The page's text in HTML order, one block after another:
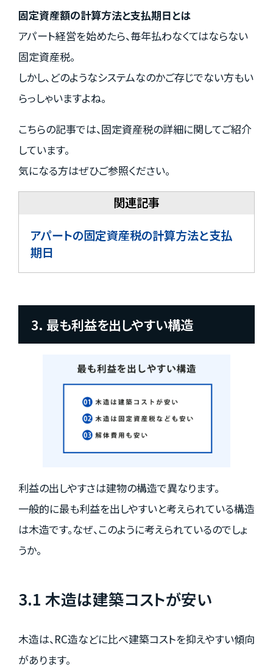
固定資産額の計算方法と支払期日とは
アパート経営を始めたら、毎年払わなくてはならない
固定資産税。
しかし、どのようなシステムなのかご存じでない方もい
らっしゃいますよね。
こちらの記事では、固定資産税の詳細に関してご紹介
しています。
気になる方はぜひご参照ください。
アパートの固定資産税の計算方法と支払
期日
3. 最も利益を出しやすい構造
利益の出しやすさは建物の構造で異なります。
一般的に最も利益を出しやすいと考えられている構造
は木造です。なぜ、このように考えられているのでしょ
うか。
3.1 木造は建築コストが安い
木造は、RC造などに比べ建築コストを抑えやすい傾向
があります。